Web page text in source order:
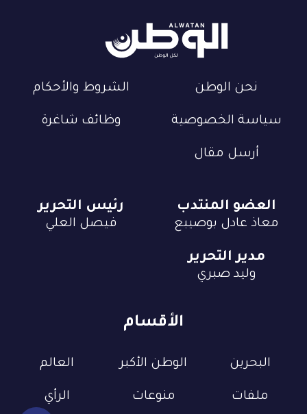
نحن الوطن الشروط والأحكام
سياسة الخصوصية وظائف شاغرة
أرسل مقال
الأقسام
البحرين الوطن الأكبر العالم
ملفات منوعات الرأي
العضو المنتدب
معاذ عادل بوصيبع
رئيس التحرير
فيصل العلي
مدير التحرير
وليد صبري